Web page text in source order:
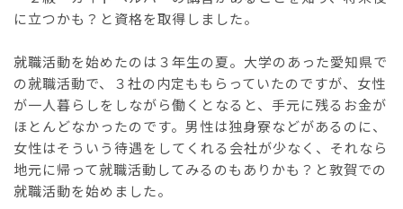
に立つかも？と資格を取得しました。
就職活動を始めたのは３年生の夏。大学のあった愛知県で
の就職活動で、３社の内定ももらっていたのですが、女性
が一人暮らしをしながら働くとなると、手元に残るお金が
ほとんどなかったのです。男性は独身寮などがあるのに、
女性はそういう待遇をしてくれる会社が少なく、それなら
地元に帰って就職活動してみるのもありかも？と敦賀での
就職活動を始めました。